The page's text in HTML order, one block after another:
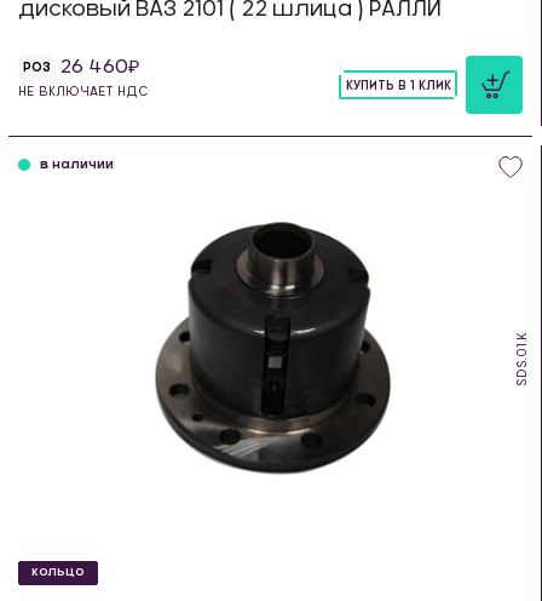
дисковый ВАЗ 2101 ( 22 шлица ) РАЛЛИ
РОЗ 26 460
НЕ ВКЛЮЧАЕТ НДС
КУПИТЬ В 1 КЛИК
SDS.01.K
в наличии
КОЛЬЦО